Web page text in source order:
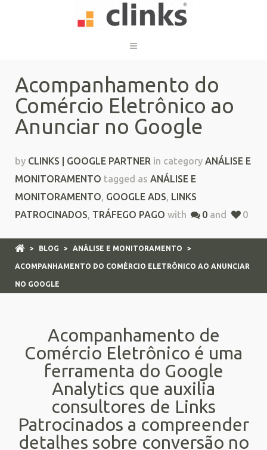
Acompanhamento do
Comércio Eletrônico ao
Anunciar no Google
by CLINKS | GOOGLE PARTNER in category ANÁLISE E
MONITORAMENTO tagged as ANÁLISE E
MONITORAMENTO, GOOGLE ADS, LINKS
PATROCINADOS, TRÁFEGO PAGO with 0 and 0
> BLOG > ANÁLISE E MONITORAMENTO >
ACOMPANHAMENTO DO COMÉRCIO ELETRÔNICO AO ANUNCIAR
NO GOOGLE
Acompanhamento de
Comércio Eletrônico é uma
ferramenta do Google
Analytics que auxilia
consultores de Links
Patrocinados a compreender
detalhes sobre conversão no